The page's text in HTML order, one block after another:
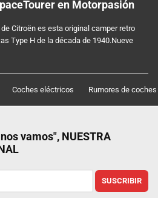
en Motorpasión
Citroën es esta original camper retro
Type H de la década de 1940.Nueve
Coches eléctricos Rumores de coches
vamos", NUESTRA
SUSCRIBIR